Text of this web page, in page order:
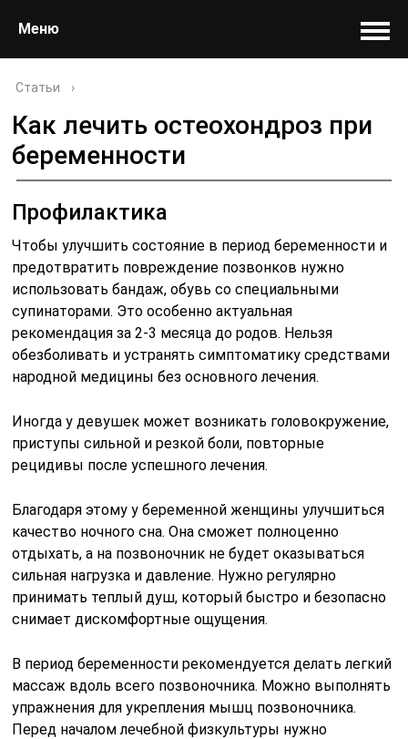
Меню
Статьи ›
Как лечить остеохондроз при
беременности
Профилактика
Чтобы улучшить состояние в период беременности и
предотвратить повреждение позвонков нужно
использовать бандаж, обувь со специальными
супинаторами. Это особенно актуальная
рекомендация за 2-3 месяца до родов. Нельзя
обезболивать и устранять симптоматику средствами
народной медицины без основного лечения.
Иногда у девушек может возникать головокружение,
приступы сильной и резкой боли, повторные
рецидивы после успешного лечения.
Благодаря этому у беременной женщины улучшиться
качество ночного сна. Она сможет полноценно
отдыхать, а на позвоночник не будет оказываться
сильная нагрузка и давление. Нужно регулярно
принимать теплый душ, который быстро и безопасно
снимает дискомфортные ощущения.
В период беременности рекомендуется делать легкий
массаж вдоль всего позвоночника. Можно выполнять
упражнения для укрепления мышц позвоночника.
Перед началом лечебной физкультуры нужно